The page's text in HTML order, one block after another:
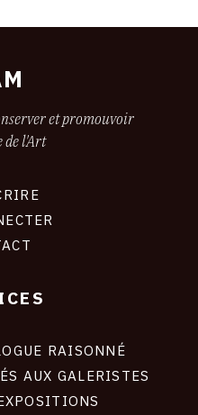
et promouvoir
l'Art
RAISONNÉ
AUX GALERISTES